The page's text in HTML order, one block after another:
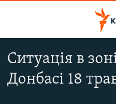
до
основного
НОВИНИ
ВОДА.КРИМ
Ситуація в
Донбасі 18